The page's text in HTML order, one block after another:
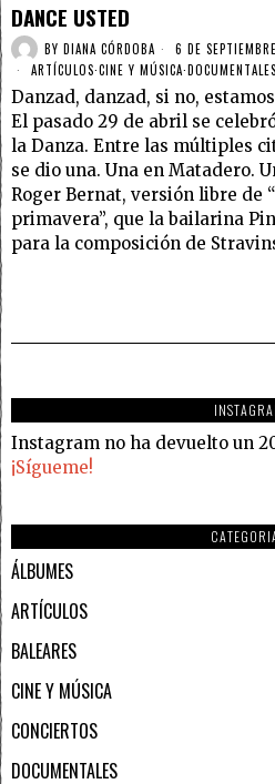
DANCE USTED
BY DIANA CÓRDOBA
6 DE
ARTÍCULOS·CINE Y MÚSICA·DOCUMENTALES
Danzad, danzad, si no,
El pasado 29 de abril se
la Danza. Entre las múltiples
se dio una. Una en Matadero.
Roger Bernat, versión libre de
primavera”, que la bailarina
para la composición de
Instagram no ha devuelto un
¡Sígueme!
ÁLBUMES
ARTÍCULOS
BALEARES
CINE Y MÚSICA
CONCIERTOS
DOCUMENTALES